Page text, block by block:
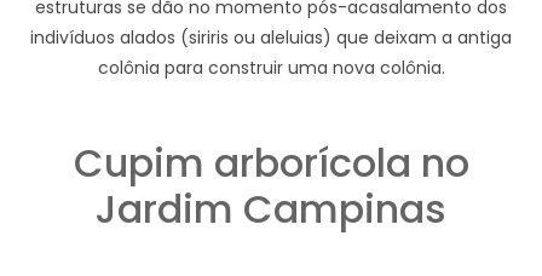
estruturas se dão no momento pós-acasalamento dos
indivíduos alados (siriris ou aleluias) que deixam a antiga
colônia para construir uma nova colônia.
Cupim arborícola no
Jardim Campinas